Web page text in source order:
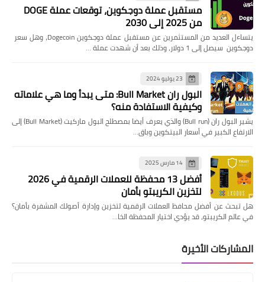
مستقبل عملة دوجكوين، توقعات عملة DOGE
من 2025 إلى 2030
يتساءل العديد من المستثمرين عن مستقبل عملة دوجكوين Dogecoin، وهل سعر
دوجكوين سيصل إلى 1 دولار، وذلك بعد أن شهدت عملة …
23 يوليو 2024
البول ران Bull Market: متى يبدأ وما هي علاماته
وكيفية الاستفادة منه؟
يشير البول ران (Bull run) والذي يعرف أيضا بمصطلح البول ماركيت (Bull Market) إلى
الارتفاع الكبير في أسعار البيتكوين وباق…
14 مارس 2025
أفضل 13 محفظة للعملات الرقمية في 2026
لتخزين الكريبتو بأمان
هل تبحث عن أفضل محافظ العملات الرقمية لتخزين وإدارة أصولك المشفرة بأمان؟
في عالم الكريبتو، قد يؤدي اختيار المحفظة الخا…
المشاركات الأخيرة